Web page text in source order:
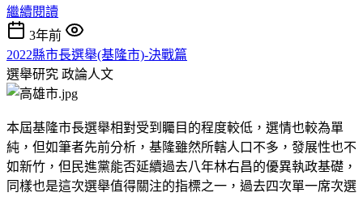
繼續閱讀
3年前
2022縣市長選舉(基隆市)-決戰篇
選舉研究 政論人文
本屆基隆市長選舉相對受到矚目的程度較低，選情也較為單
純，但如筆者先前分析，基隆雖然所轄人口不多，發展性也不
如新竹，但民進黨能否延續過去八年林右昌的優異執政基礎，
同樣也是這次選舉值得關注的指標之一，過去四次單一席次選